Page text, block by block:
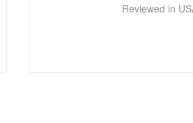
Reviewed in